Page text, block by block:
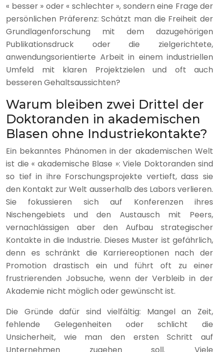
« besser » oder « schlechter », sondern eine Frage der
persönlichen Präferenz: Schätzt man die Freiheit der
Grundlagenforschung mit dem dazugehörigen
Publikationsdruck oder die zielgerichtete,
anwendungsorientierte Arbeit in einem industriellen
Umfeld mit klaren Projektzielen und oft auch
besseren Gehaltsaussichten?
Warum bleiben zwei Drittel der
Doktoranden in akademischen
Blasen ohne Industriekontakte?
Ein bekanntes Phänomen in der akademischen Welt
ist die « akademische Blase »: Viele Doktoranden sind
so tief in ihre Forschungsprojekte vertieft, dass sie
den Kontakt zur Welt ausserhalb des Labors verlieren.
Sie fokussieren sich auf Konferenzen ihres
Nischengebiets und den Austausch mit Peers,
vernachlässigen aber den Aufbau strategischer
Kontakte in die Industrie. Dieses Muster ist gefährlich,
denn es schränkt die Karriereoptionen nach der
Promotion drastisch ein und führt oft zu einer
frustrierenden Jobsuche, wenn der Verbleib in der
Akademie nicht möglich oder gewünscht ist.
Die Gründe dafür sind vielfältig: Mangel an Zeit,
fehlende Gelegenheiten oder schlicht die
Unsicherheit, wie man den ersten Schritt auf